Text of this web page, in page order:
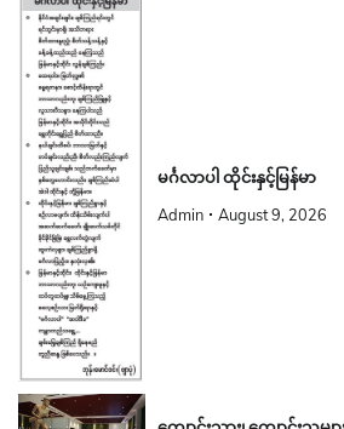
မင်္ဂလာပါ ထိုင်းနှင့်မြန်မာ
Admin August 9, 2026